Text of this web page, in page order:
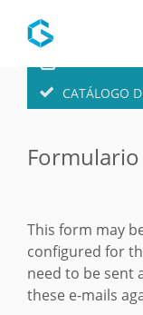
CATÁLOGO
This form may
configured for
need to be sent
these e-mails